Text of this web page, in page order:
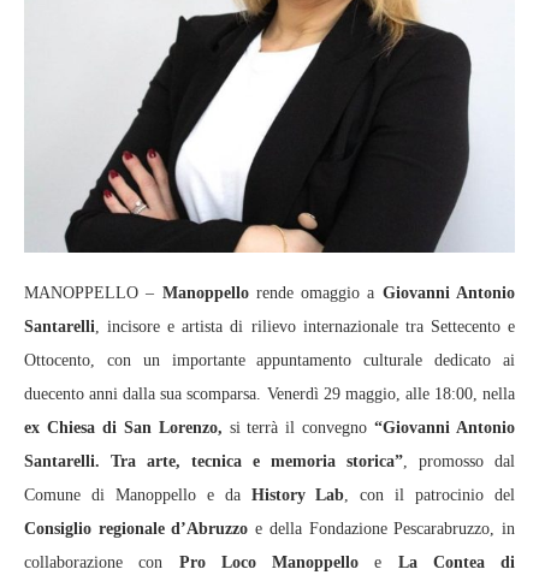
MANOPPELLO – Manoppellorende omaggio a Giovanni Antonio
Santarelli, incisore e artista di rilievo internazionale tra Settecento e
Ottocento, con un importante appuntamento culturale dedicato ai
duecento anni dalla sua scomparsa. Venerdì 29 maggio, alle 18:00, nella
ex Chiesa di San Lorenzo, si terrà il convegno “Giovanni Antonio
Santarelli. Tra arte, tecnica e memoria storica”, promosso dal
Comune di Manoppello e da History Lab, con il patrocinio del
Consiglio regionale d’Abruzzo e della Fondazione Pescarabruzzo, in
collaborazione con Pro Loco Manoppello e La Contea di